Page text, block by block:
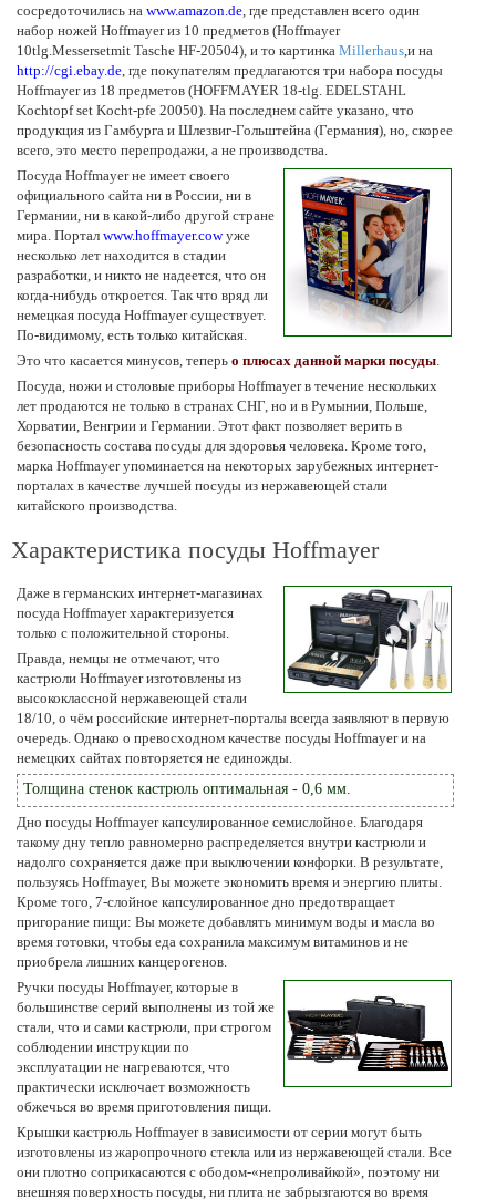
сосредоточились на www.amazon.de , где представлен всего один
набор ножей Hoffmayer из 10 предметов (Hoffmayer
10tlg.Messersetmit Tasche HF-20504), и то картинка Millerhaus ,и на
http://cgi.ebay.de , где покупателям предлагаются три набора посуды
Hoffmayer из 18 предметов (HOFFMAYER 18-tlg. EDELSTAHL
Kochtopf set Kocht-pfe 20050). На последнем сайте указано, что
продукция из Гамбурга и Шлезвиг-Гольштейна (Германия), но, скорее
всего, это место перепродажи, а не производства.
Посуда Hoffmayer не имеет своего
официального сайта ни в России, ни в
Германии, ни в какой-либо другой стране
мира. Портал www.hoffmayer.cowуже
несколько лет находится в стадии
разработки, и никто не надеется, что он
когда-нибудь откроется. Так что вряд ли
немецкая посуда Hoffmayer существует.
По-видимому, есть только китайская.
Это что касается минусов, теперь о плюсах данной марки посуды
Посуда, ножи и столовые приборы Hoffmayer в течение нескольких
лет продаются не только в странах СНГ, но и в Румынии, Польше,
Хорватии, Венгрии и Германии. Этот факт позволяет верить в
безопасность состава посуды для здоровья человека. Кроме того,
марка Hoffmayer упоминается на некоторых зарубежных интернет-
порталах в качестве лучшей посуды из нержавеющей стали
китайского производства.
Характеристика посуды Hoffmayer
Даже в германских интернет-магазинах
посуда Hoffmayer характеризуется
только с положительной стороны.
Правда, немцы не отмечают, что
кастрюли Hoffmayer изготовлены из
высококлассной нержавеющей стали
18/10, о чём российские интернет-порталы всегда заявляют в первую
очередь. Однако о превосходном качестве посуды Hoffmayer и на
немецких сайтах повторяется не единожды.
Толщина стенок кастрюль оптимальная - 0,6 мм.
Дно посуды Hoffmayer капсулированное семислойное. Благодаря
такому дну тепло равномерно распределяется внутри кастрюли и
надолго сохраняется даже при выключении конфорки. В результате,
пользуясь Hoffmayer, Вы можете экономить время и энергию плиты.
Кроме того, 7-слойное капсулированное дно предотвращает
пригорание пищи: Вы можете добавлять минимум воды и масла во
время готовки, чтобы еда сохранила максимум витаминов и не
приобрела лишних канцерогенов.
Ручки посуды Hoffmayer, которые в
большинстве серий выполнены из той же
стали, что и сами кастрюли, при строгом
соблюдении инструкции по
эксплуатации не нагреваются, что
практически исключает возможность
обжечься во время приготовления пищи.
Крышки кастрюль Hoffmayer в зависимости от серии могут быть
изготовлены из жаропрочного стекла или из нержавеющей стали. Все
они плотно соприкасаются с ободом-«непроливайкой», поэтому ни
внешняя поверхность посуды, ни плита не забрызгаются во время